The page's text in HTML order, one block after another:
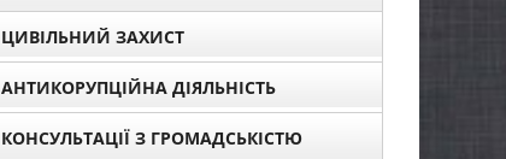
ЦИВІЛЬНИЙ ЗАХИСТ
АНТИКОРУПЦІЙНА ДІЯЛЬНІСТЬ
КОНСУЛЬТАЦІЇ З ГРОМАДСЬКІСТЮ